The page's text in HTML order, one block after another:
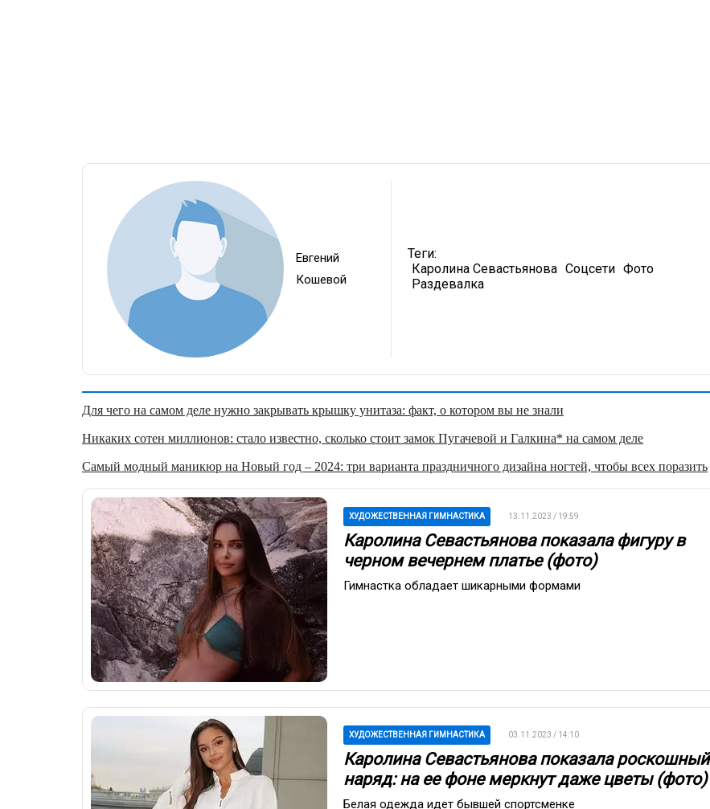
Евгений
Кошевой
Теги:
Каролина Севастьянова Соцсети Фото
Раздевалка
Для чего на самом деле нужно закрывать крышку унитаза: факт, о котором вы не знали
Никаких сотен миллионов: стало известно, сколько стоит замок Пугачевой и Галкина* на самом деле
Самый модный маникюр на Новый год – 2024: три варианта праздничного дизайна ногтей, чтобы всех поразить
ХУДОЖЕСТВЕННАЯ ГИМНАСТИКА 13.11.2023 / 19:59
Каролина Севастьянова показала фигуру в
черном вечернем платье (фото)
Гимнастка обладает шикарными формами
ХУДОЖЕСТВЕННАЯ ГИМНАСТИКА 03.11.2023 / 14:10
Каролина Севастьянова показала роскошный
наряд: на ее фоне меркнут даже цветы (фото)
Белая одежда идет бывшей спортсменке